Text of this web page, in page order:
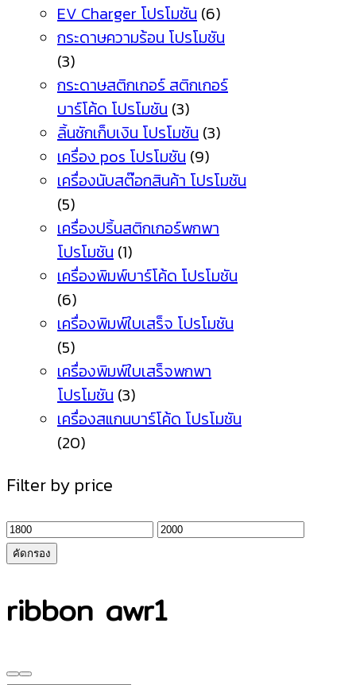
EV Charger โปรโมชัน (6)
กระดาษความร้อน โปรโมชัน
(3)
กระดาษสติกเกอร์ สติกเกอร์
บาร์โค้ด โปรโมชัน (3)
ลิ้นชักเก็บเงิน โปรโมชัน (3)
เครื่อง pos โปรโมชัน (9)
เครื่องนับสต๊อกสินค้า โปรโมชัน
(5)
เครื่องปริ้นสติกเกอร์พกพา
โปรโมชัน (1)
เครื่องพิมพ์บาร์โค้ด โปรโมชัน
(6)
เครื่องพิมพ์ใบเสร็จ โปรโมชัน
(5)
เครื่องพิมพ์ใบเสร็จพกพา
โปรโมชัน (3)
เครื่องสแกนบาร์โค้ด โปรโมชัน
(20)
Filter by price
ราคา
ต่ำ
ราคา
คัดกรอง
ribbon awr1